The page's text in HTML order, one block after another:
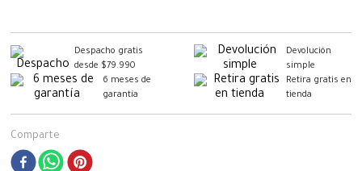
Despacho gratis
desde $79.990
Devolución
simple
6 meses de
garantía
Retira gratis en
tienda
Comparte